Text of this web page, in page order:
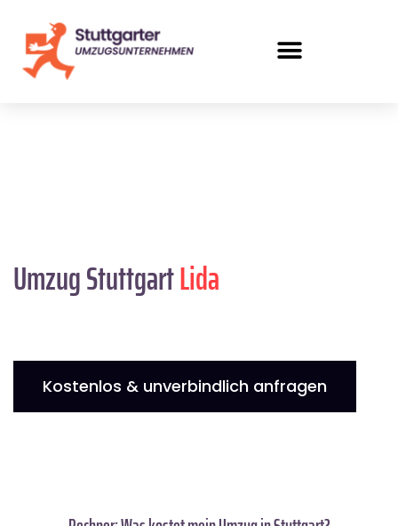
Umzug StuttgartLida
Kostenlos & unverbindlich anfragen